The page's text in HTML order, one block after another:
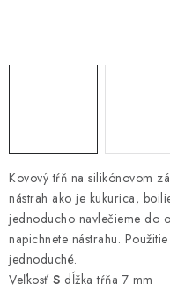
PRÍVLAČ
PRÚTY
KONTAKTY
ZNAČKY
Kovový tŕň na silikónovom
nástrah ako je kukurica,
jednoducho navlečieme do
napichnete nástrahu.
jednoduché.
Veľkosť S dĺžka tŕňa 7 mm